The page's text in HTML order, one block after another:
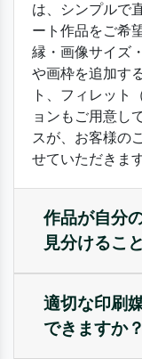
は、シンプルで
ート作品をご希
縁・画像サイズ
や画枠を追加す
ト、フィレット
ョンもご用意し
スが、お客様の
せていただきます
作品が自分
見分けるこ
適切な印刷
できますか？